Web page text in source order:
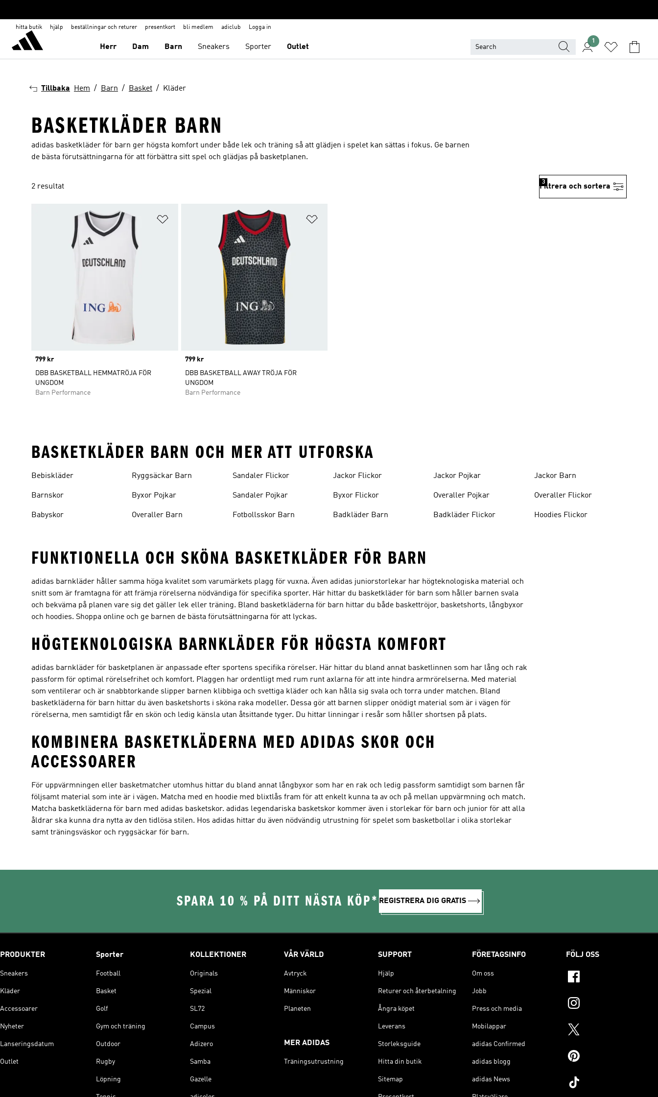
hitta butik hjälp beställningar och returer presentkort bli medlem adiclub Logga in
Herr Dam Barn Sneakers Sporter Outlet
1
Tillbaka Hem Barn Basket Kläder
BASKETKLÄDER BARN
adidas basketkläder för barn ger högsta komfort under både lek och träning så att glädjen i spelet kan sättas i fokus. Ge barnen
de bästa förutsättningarna för att förbättra sitt spel och glädjas på basketplanen.
2 resultat Filtrera och sortera
3
Lägg till på önskelistan
Price
799 kr
DBB BASKETBALL HEMMATRÖJA FÖR
UNGDOM
Barn Performance
Price
799 kr
DBB BASKETBALL AWAY TRÖJA FÖR
UNGDOM
Barn Performance
BASKETKLÄDER BARN OCH MER ATT UTFORSKA
Bebiskläder
Barnskor
Babyskor
Ryggsäckar Barn
Byxor Pojkar
Overaller Barn
Sandaler Flickor
Sandaler Pojkar
Fotbollsskor Barn
Jackor Flickor
Byxor Flickor
Badkläder Barn
Jackor Pojkar
Overaller Pojkar
Badkläder Flickor
Jackor Barn
Overaller Flickor
Hoodies Flickor
FUNKTIONELLA OCH SKÖNA BASKETKLÄDER FÖR BARN
adidas barnkläder håller samma höga kvalitet som varumärkets plagg för vuxna. Även adidas juniorstorlekar har högteknologiska material och
snitt som är framtagna för att främja rörelserna nödvändiga för specifika sporter. Här hittar du basketkläder för barn som håller barnen svala
och bekväma på planen vare sig det gäller lek eller träning. Bland basketkläderna för barn hittar du både baskettröjor, basketshorts, långbyxor
och hoodies. Shoppa online och ge barnen de bästa förutsättningarna för att lyckas.
HÖGTEKNOLOGISKA BARNKLÄDER FÖR HÖGSTA KOMFORT
adidas barnkläder för basketplanen är anpassade efter sportens specifika rörelser. Här hittar du bland annat basketlinnen som har lång och rak
passform för optimal rörelsefrihet och komfort. Plaggen har ordentligt med rum runt axlarna för att inte hindra armrörelserna. Med material
som ventilerar och är snabbtorkande slipper barnen klibbiga och svettiga kläder och kan hålla sig svala och torra under matchen. Bland
basketkläderna för barn hittar du även basketshorts i sköna raka modeller. Dessa gör att barnen slipper onödigt material som är i vägen för
rörelserna, men samtidigt får en skön och ledig känsla utan åtsittande tyger. Du hittar linningar i resår som håller shortsen på plats.
KOMBINERA BASKETKLÄDERNA MED ADIDAS SKOR OCH
ACCESSOARER
För uppvärmningen eller basketmatcher utomhus hittar du bland annat långbyxor som har en rak och ledig passform samtidigt som barnen får
följsamt material som inte är i vägen. Matcha med en hoodie med blixtlås fram för att enkelt kunna ta av och på mellan uppvärmning och match.
Matcha basketkläderna för barn med adidas basketskor. adidas legendariska basketskor kommer även i storlekar för barn och junior för att alla
åldrar ska kunna dra nytta av den tidlösa stilen. Hos adidas hittar du även nödvändig utrustning för spelet som basketbollar i olika storlekar
samt träningsväskor och ryggsäckar för barn.
SPARA 10 % PÅ DITT NÄSTA KÖP* REGISTRERA DIG GRATIS
PRODUKTER
Sneakers
Kläder
Accessoarer
Nyheter
Lanseringsdatum
Outlet
Sporter
Football
Basket
Golf
Gym och träning
Outdoor
Rugby
Löpning
KOLLEKTIONER
Originals
Spezial
SL72
Campus
Adizero
Samba
Gazelle
VÅR VÄRLD
Avtryck
Människor
Planeten
MER ADIDAS
Träningsutrustning
SUPPORT
Hjälp
Returer och återbetalning
Ångra köpet
Leverans
Storleksguide
Hitta din butik
Sitemap
FÖRETAGSINFO
Om oss
Jobb
Press och media
Mobilappar
adidas Confirmed
adidas blogg
adidas News
FÖLJ OSS